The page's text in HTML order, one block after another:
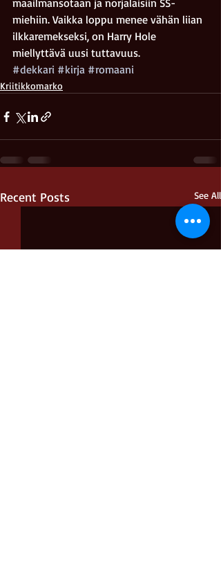
maailmansotaan ja norjalaisiin SS-
miehiin. Vaikka loppu menee vähän liian
ilkkaremekseksi, on Harry Hole
miellyttävä uusi tuttavuus.
#dekkari #kirja #romaani
Kriitikkomarko
Recent Posts See All